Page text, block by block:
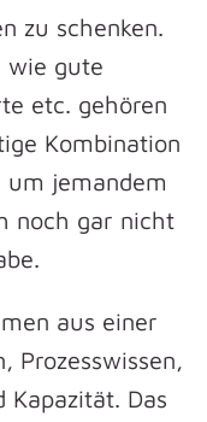
zu schenken.
wie gute
etc. gehören
Kombination
jemandem
noch gar nicht
aus einer
Prozesswissen,
Das